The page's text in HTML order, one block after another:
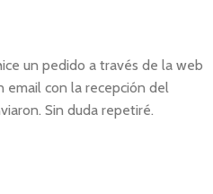
un pedido a través de la web
email con la recepción del
Sin duda repetiré.